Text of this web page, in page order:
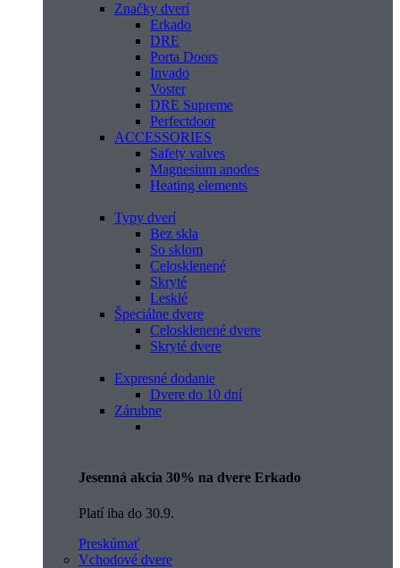
Značky dverí
Erkado
DRE
Porta Doors
Invado
Voster
DRE Supreme
Perfectdoor
ACCESSORIES
Safety valves
Magnesium anodes
Heating elements
Typy dverí
Bez skla
So sklom
Celosklenené
Skryté
Lesklé
Špeciálne dvere
Celosklenené dvere
Skryté dvere
Expresné dodanie
Dvere do 10 dní
Zárubne
Jesenná akcia 30% na dvere Erkado
Platí iba do 30.9.
Preskúmať
Vchodové dvere